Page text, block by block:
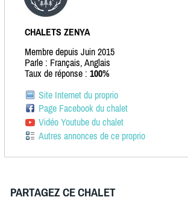
CHALETS ZENYA
Membre depuis Juin 2015
Parle : Français, Anglais
Taux de réponse : 100%
Site Internet du proprio
Page Facebook du chalet
Vidéo Youtube du chalet
Autres annonces de ce proprio
PARTAGEZ CE CHALET